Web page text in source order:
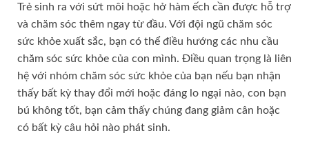
Trẻ sinh ra với sứt môi hoặc hở hàm ếch cần được hỗ trợ
và chăm sóc thêm ngay từ đầu. Với đội ngũ chăm sóc
sức khỏe xuất sắc, bạn có thể điều hướng các nhu cầu
chăm sóc sức khỏe của con mình. Điều quan trọng là liên
hệ với nhóm chăm sóc sức khỏe của bạn nếu bạn nhận
thấy bất kỳ thay đổi mới hoặc đáng lo ngại nào, con bạn
bú không tốt, bạn cảm thấy chúng đang giảm cân hoặc
có bất kỳ câu hỏi nào phát sinh.